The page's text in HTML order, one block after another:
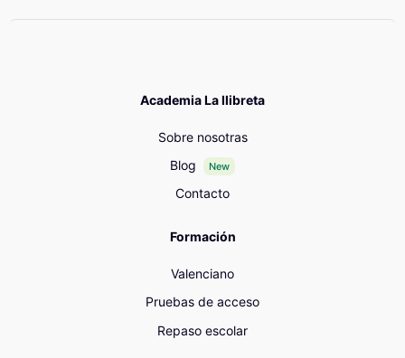
Academia La llibreta
Sobre nosotras
Blog
New
Contacto
Formación
Valenciano
Pruebas de acceso
Repaso escolar